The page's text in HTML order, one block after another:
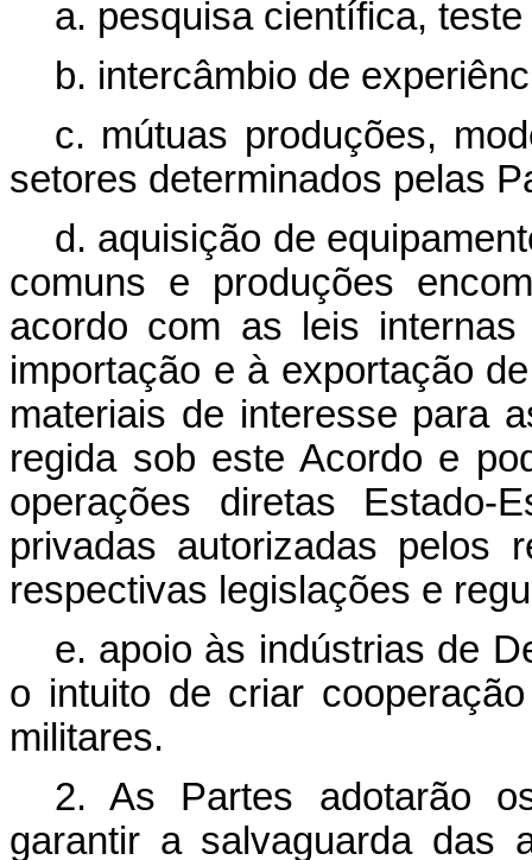
a. pesquisa científica,
b. intercâmbio de
c. mútuas produções,
setores determinados pelas
d. aquisição de
comuns e produções
acordo com as leis
importação e à exportação
materiais de interesse para
regida sob este Acordo e
operações diretas
privadas autorizadas pelos
respectivas legislações e
e. apoio às indústrias de
o intuito de criar
militares.
2. As Partes adotarão
garantir a salvaguarda das